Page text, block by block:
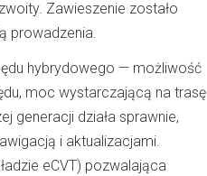
Zawieszenie zostało
prowadzenia.
hybrydowego — możliwość
moc wystarczającą na trasę
generacji działa sprawnie,
i aktualizacjami.
eCVT) pozwalająca